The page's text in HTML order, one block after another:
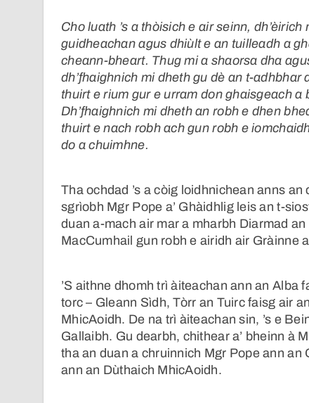
Cho luath ’s a thòisich e air seinn,
guidheachan agus dhiùlt e an tuilleadh a
cheann-bheart. Thug mi a shaorsa dha
dh’fhaighnich mi dheth gu dè an t-adhbhar
thuirt e rium gur e urram don ghaisgeach a
Dh’fhaighnich mi dheth an robh e dhen
thuirt e nach robh ach gun robh e
do a chuimhne.
Tha ochdad ’s a còig loidhnichean anns
sgrìobh Mgr Pope a’ Ghàidhlig leis an t-
duan a-mach air mar a mharbh Diarmad
MacCumhail gun robh e airidh air Gràinne
’S aithne dhomh trì àiteachan ann an Alba
torc – Gleann Sìdh, Tòrr an Tuirc faisg air
MhicAoidh. De na trì àiteachan sin, ’s e
Gallaibh. Gu dearbh, chithear a’ bheinn à
tha an duan a chruinnich Mgr Pope ann an
ann an Dùthaich MhicAoidh.